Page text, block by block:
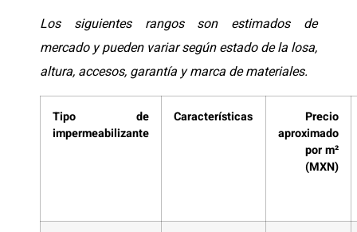
Los siguientes rangos son estimados de
mercado y pueden variar según estado de la losa,
altura, accesos, garantía y marca de materiales.
Tipo de
impermeabilizante
Características
Precio
aproximado
por m²
(MXN)